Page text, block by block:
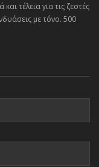
τέλεια για τις ζεστές
με τόνο. 500